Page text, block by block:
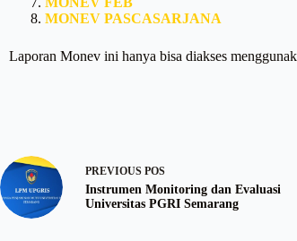
MONEV PASCASARJANA
Laporan Monev ini hanya bisa diakses
PREVIOUS POS
Instrumen Monitoring dan Evaluasi
Universitas PGRI Semarang